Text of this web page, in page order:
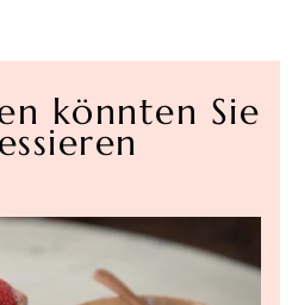
könnten Sie